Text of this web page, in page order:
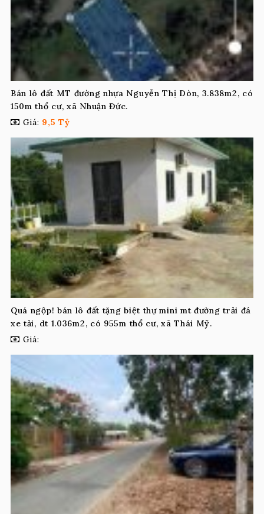
Bán lô đất MT đường nhựa Nguyễn Thị Dòn, 3.838m2, có
150m thổ cư, xã Nhuận Đức.
Giá: 9,5 Tỷ
Quá ngộp! bán lô đất tặng biệt thự mini mt đường trải đá
xe tải, dt 1.036m2, có 955m thổ cư, xã Thái Mỹ.
Giá: